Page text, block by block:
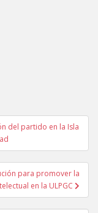
del partido en la Isla
para promover la
en la ULPGC